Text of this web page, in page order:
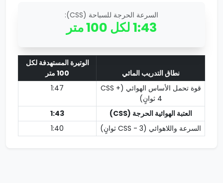
السرعة الحرجة للسباحة (CSS):
1:43لكل 100 متر
نطاق التدريب المائي
الوتيرة المستهدفة لكل
100 متر
قوة تحمل الأساس الهوائي (CSS +
4 ثوانٍ)
1:47
العتبة الهوائية الحرجة (CSS)
1:43
السرعة واللاهوائي (CSS - 3 ثوانٍ)
1:40